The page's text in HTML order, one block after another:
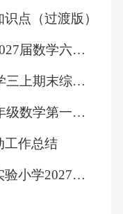
期平均延长45
驱动，为“金坛
项目实施基础
业的公共信用
用服务机构、
具备一定的资
理协会专家团
点（过渡版）
山西省吕梁地区柳林县2027届数学六上期末质量跟踪监视试题含解析
德阳市罗江县2027届数学三上期末综合测试试题含解析
2027届浙江省蚌埠市六年级数学第一学期期末学业水平测试试题含解析
工作总结
河北省石家庄市裕华区实验小学2027届数学六上期末复习检测试题含解析